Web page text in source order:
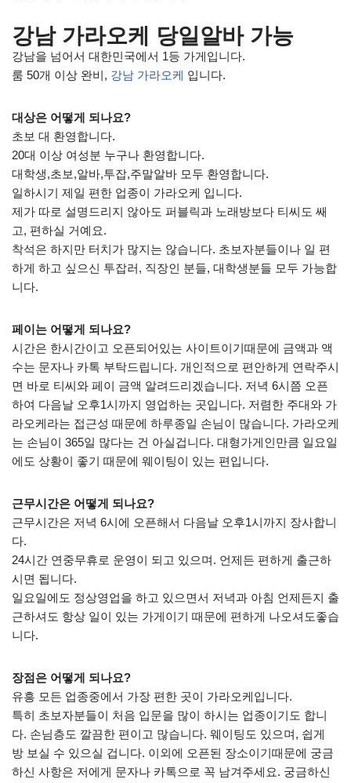
강남 가라오케 당일알바 가능
강남을 넘어서 대한민국에서 1등 가게입니다.
룸 50개 이상 완비, 강남 가라오케 입니다.
대상은 어떻게 되나요?
초보 대 환영합니다.
20대 이상 여성분 누구나 환영합니다.
대학생,초보,알바,투잡,주말알바 모두 환영합니다.
일하시기 제일 편한 업종이 가라오케 입니다.
제가 따로 설명드리지 않아도 퍼블릭과 노래방보다 티씨도 쌔
고, 편하실 거예요.
착석은 하지만 터치가 많지는 않습니다. 초보자분들이나 일 편
하게 하고 싶으신 투잡러, 직장인 분들, 대학생분들 모두 가능합
니다.
페이는 어떻게 되나요?
시간은 한시간이고 오픈되어있는 사이트이기때문에 금액과 액
수는 문자나 카톡 부탁드립니다. 개인적으로 편안하게 연락주시
면 바로 티씨와 페이 금액 알려드리겠습니다. 저녁 6시쯤 오픈
하여 다음날 오후1시까지 영업하는 곳입니다. 저렴한 주대와 가
라오케라는 접근성 때문에 하루종일 손님이 많습니다. 가라오케
는 손님이 365일 많다는 건 아실겁니다. 대형가게인만큼 일요일
에도 상황이 좋기 때문에 웨이팅이 있는 편입니다.
근무시간은 어떻게 되나요?
근무시간은 저녁 6시에 오픈해서 다음날 오후1시까지 장사합니
다.
24시간 연중무휴로 운영이 되고 있으며. 언제든 편하게 출근하
시면 됩니다.
일요일에도 정상영업을 하고 있으면서 저녁과 아침 언제든지 출
근하셔도 항상 일이 있는 가게이기 때문에 편하게 나오셔도좋습
니다.
장점은 어떻게 되나요?
유흥 모든 업종중에서 가장 편한 곳이 가라오케입니다.
특히 초보자분들이 처음 입문을 많이 하시는 업종이기도 합니
다. 손님층도 깔끔한 편이고 많습니다. 웨이팅도 있으며, 쉽게
방 보실 수 있으실 겁니다. 이외에 오픈된 장소이기때문에 궁금
하신 사항은 저에게 문자나 카톡으로 꼭 남겨주세요. 궁금하신